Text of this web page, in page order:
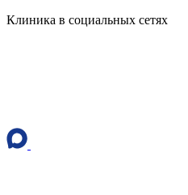
Клиника в социальных сетях